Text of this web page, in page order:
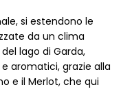
si estendono le
da un clima
lago di Garda,
aromatici, grazie alla
e il Merlot, che qui